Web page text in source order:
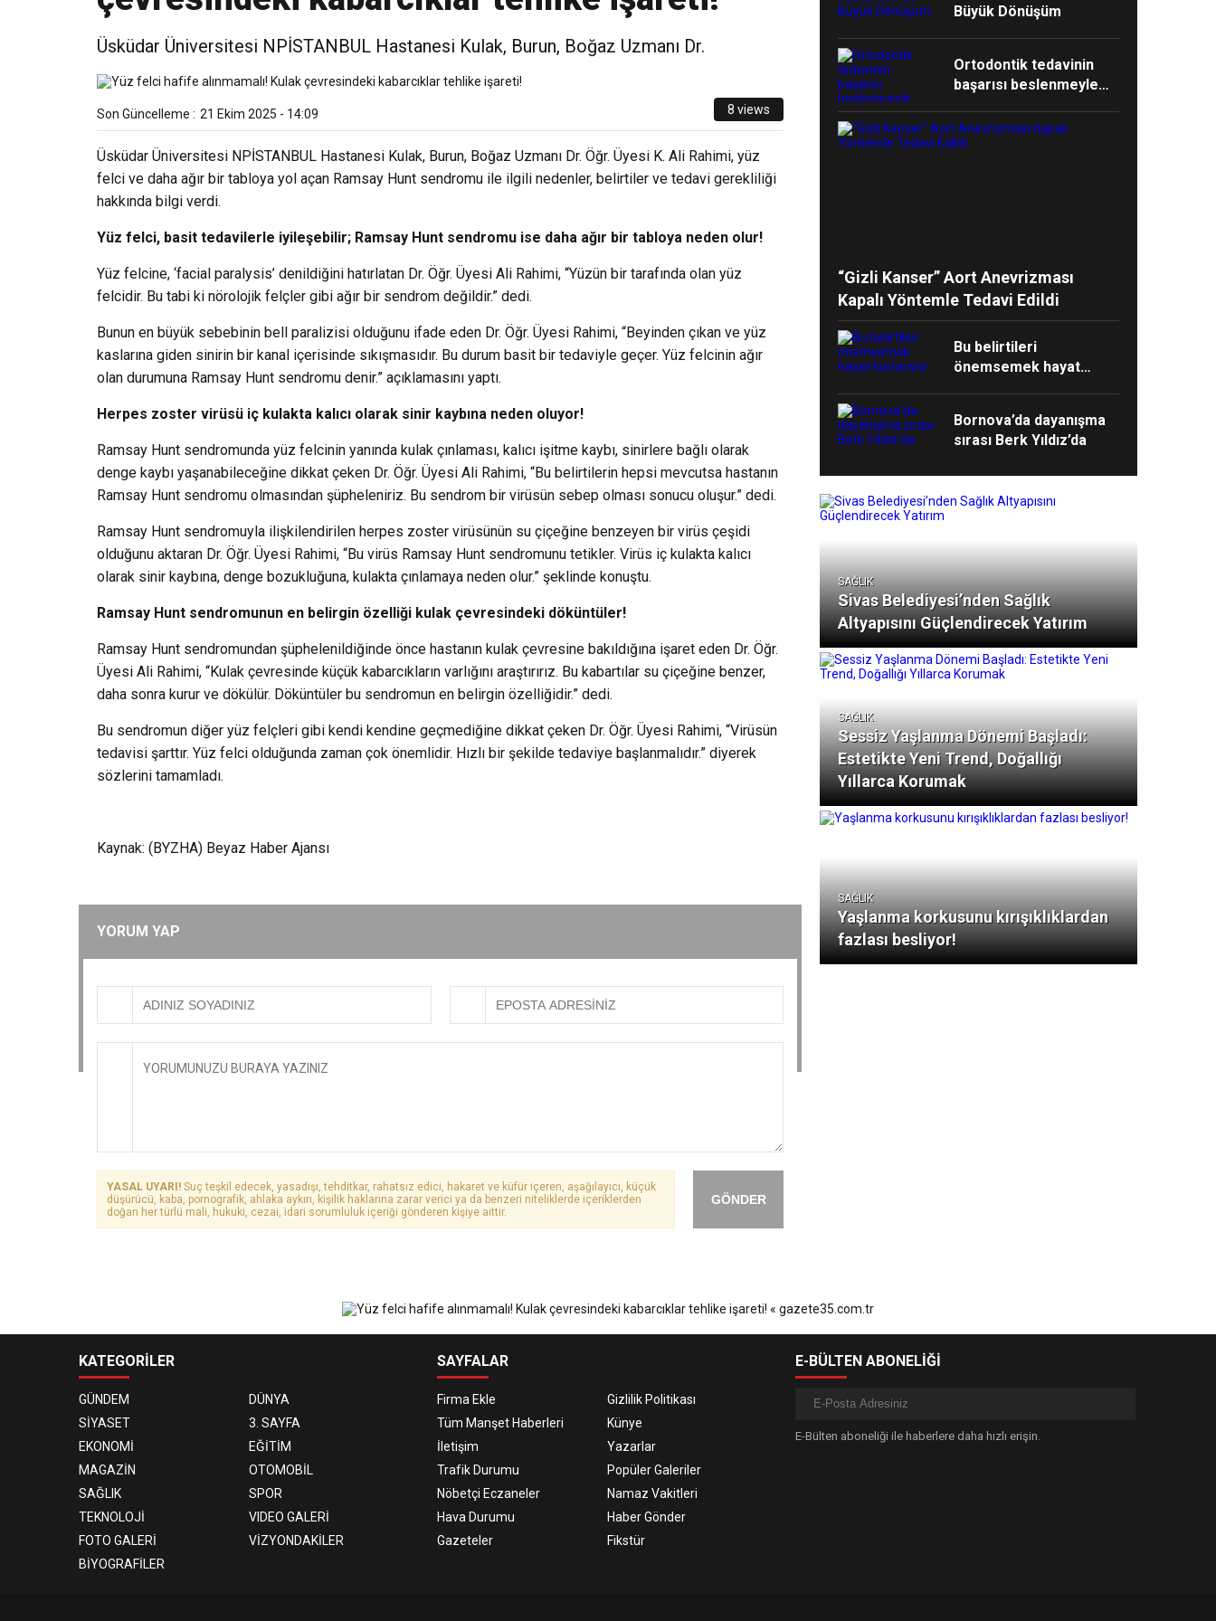
Üsküdar Üniversitesi NPİSTANBUL Hastanesi Kulak, Burun, Boğaz Uzmanı Dr.
Son Güncelleme : 21 Ekim 2025 - 14:09 8 views
Üsküdar Üniversitesi NPİSTANBUL Hastanesi Kulak, Burun, Boğaz Uzmanı Dr. Öğr. Üyesi K. Ali Rahimi, yüz
felci ve daha ağır bir tabloya yol açan Ramsay Hunt sendromu ile ilgili nedenler, belirtiler ve tedavi gerekliliği
hakkında bilgi verdi.
Yüz felci, basit tedavilerle iyileşebilir; Ramsay Hunt sendromu ise daha ağır bir tabloya neden olur!
Yüz felcine, ‘facial paralysis’ denildiğini hatırlatan Dr. Öğr. Üyesi Ali Rahimi, “Yüzün bir tarafında olan yüz
felcidir. Bu tabi ki nörolojik felçler gibi ağır bir sendrom değildir.” dedi.
Bunun en büyük sebebinin bell paralizisi olduğunu ifade eden Dr. Öğr. Üyesi Rahimi, “Beyinden çıkan ve yüz
kaslarına giden sinirin bir kanal içerisinde sıkışmasıdır. Bu durum basit bir tedaviyle geçer. Yüz felcinin ağır
olan durumuna Ramsay Hunt sendromu denir.” açıklamasını yaptı.
Herpes zoster virüsü iç kulakta kalıcı olarak sinir kaybına neden oluyor!
Ramsay Hunt sendromunda yüz felcinin yanında kulak çınlaması, kalıcı işitme kaybı, sinirlere bağlı olarak
denge kaybı yaşanabileceğine dikkat çeken Dr. Öğr. Üyesi Ali Rahimi, “Bu belirtilerin hepsi mevcutsa hastanın
Ramsay Hunt sendromu olmasından şüpheleniriz. Bu sendrom bir virüsün sebep olması sonucu oluşur.” dedi.
Ramsay Hunt sendromuyla ilişkilendirilen herpes zoster virüsünün su çiçeğine benzeyen bir virüs çeşidi
olduğunu aktaran Dr. Öğr. Üyesi Rahimi, “Bu virüs Ramsay Hunt sendromunu tetikler. Virüs iç kulakta kalıcı
olarak sinir kaybına, denge bozukluğuna, kulakta çınlamaya neden olur.” şeklinde konuştu.
Ramsay Hunt sendromunun en belirgin özelliği kulak çevresindeki döküntüler!
Ramsay Hunt sendromundan şüphelenildiğinde önce hastanın kulak çevresine bakıldığına işaret eden Dr. Öğr.
Üyesi Ali Rahimi, “Kulak çevresinde küçük kabarcıkların varlığını araştırırız. Bu kabartılar su çiçeğine benzer,
daha sonra kurur ve dökülür. Döküntüler bu sendromun en belirgin özelliğidir.” dedi.
Bu sendromun diğer yüz felçleri gibi kendi kendine geçmediğine dikkat çeken Dr. Öğr. Üyesi Rahimi, “Virüsün
tedavisi şarttır. Yüz felci olduğunda zaman çok önemlidir. Hızlı bir şekilde tedaviye başlanmalıdır.” diyerek
sözlerini tamamladı.
Kaynak: (BYZHA) Beyaz Haber Ajansı
YORUM YAP
GÖNDER
YASAL UYARI! Suç teşkil edecek, yasadışı, tehditkar, rahatsız edici, hakaret ve küfür içeren, aşağılayıcı, küçük
düşürücü, kaba, pornografik, ahlaka aykırı, kişilik haklarına zarar verici ya da benzeri niteliklerde içeriklerden
doğan her türlü mali, hukuki, cezai, idari sorumluluk içeriği gönderen kişiye aittir.
Büyük Dönüşüm
Ortodontik tedavinin
başarısı beslenmeyle
“Gizli Kanser” Aort Anevrizması
Kapalı Yöntemle Tedavi Edildi
Bu belirtileri
önemsemek hayat
Bornova’da dayanışma
sırası Berk Yıldız’da
SAĞLIK
Sivas Belediyesi’nden Sağlık
Altyapısını Güçlendirecek Yatırım
SAĞLIK
Sessiz Yaşlanma Dönemi Başladı:
Estetikte Yeni Trend, Doğallığı
Yıllarca Korumak
SAĞLIK
Yaşlanma korkusunu kırışıklıklardan
fazlası besliyor!
KATEGORİLER
GÜNDEM
DÜNYA
SİYASET
3. SAYFA
EKONOMİ
EĞİTİM
MAGAZİN
OTOMOBİL
SAĞLIK
SPOR
TEKNOLOJİ
VIDEO GALERİ
FOTO GALERİ
VİZYONDAKİLER
BİYOGRAFİLER
SAYFALAR
Firma Ekle
Gizlilik Politikası
Tüm Manşet Haberleri
Künye
İletişim
Yazarlar
Trafik Durumu
Popüler Galeriler
Nöbetçi Eczaneler
Namaz Vakitleri
Hava Durumu
Haber Gönder
Gazeteler
Fikstür
E-BÜLTEN ABONELİĞİ
E-Bülten aboneliği ile haberlere daha hızlı erişin.